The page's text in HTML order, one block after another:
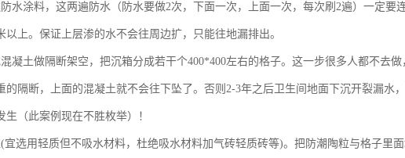
水涂料，这两遍防水（防水要做2次，下面一次，上面一次，每次刷2遍）一定要
以上。保证上层渗的水不会往周边扩，只能往地漏排出。
凝土做隔断架空，把沉箱分成若干个400*400左右的格子。这一步很多人都不去
的隔断，上面的混凝土就不会往下坠了。否则2-3年之后卫生间地面下沉开裂漏水
生（此案例现在不胜枚举）！
宜选用轻质但不吸水材料，杜绝吸水材料加气砖轻质砖等)。把防潮陶粒与格子里